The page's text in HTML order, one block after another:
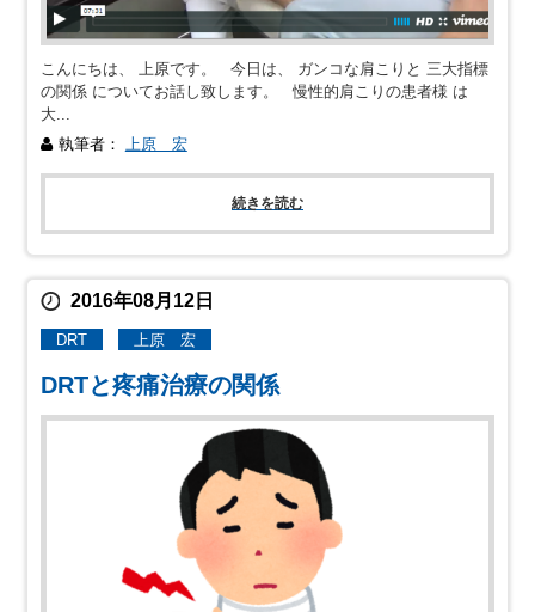
こんにちは、 上原です。 今日は、 ガンコな肩こりと 三大指標
の関係 についてお話し致します。 慢性的肩こりの患者様 は
大...
執筆者：
上原 宏
続きを読む
2016年08月12日
DRT 上原 宏
DRTと疼痛治療の関係